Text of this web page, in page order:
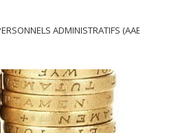
ADMINISTRATIFS (AAE ET